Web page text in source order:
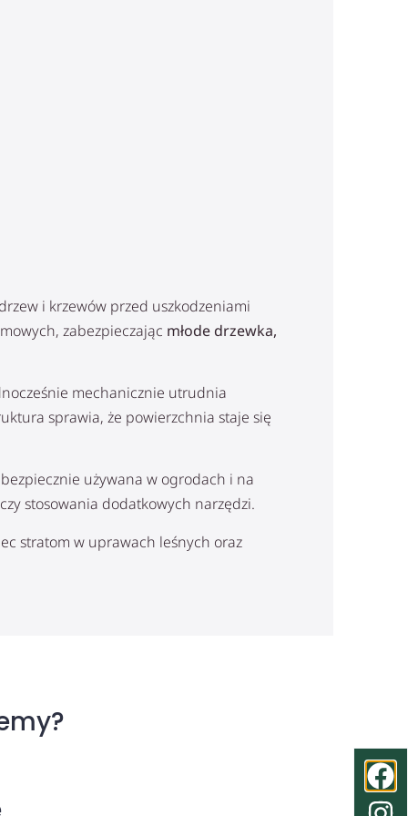
i krzewów przed uszkodzeniami
zabezpieczając młode drzewka,
mechanicznie utrudnia
sprawia, że powierzchnia staje się
używana w ogrodach i na
stosowania dodatkowych narzędzi.
stratom w uprawach leśnych oraz